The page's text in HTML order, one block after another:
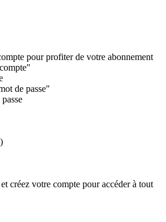
pour profiter de votre abonnement
de passe"
créez votre compte pour accéder à tout